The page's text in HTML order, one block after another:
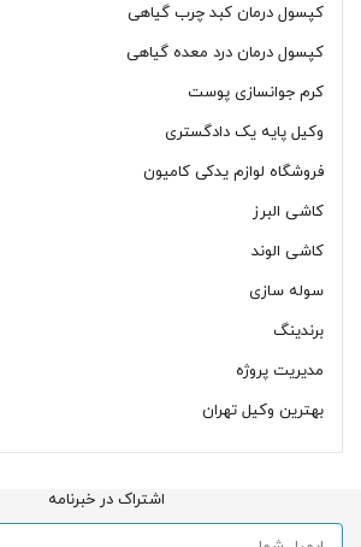
کپسول درمان کبد چرب گیاهی
کپسول درمان درد معده گیاهی
کرم جوانسازی پوست
وکیل پایه یک دادگستری
فروشگاه لوازم یدکی کامیون
کاشی البرز
کاشی الوند
سوله سازی
برندینگ
مدیریت پروژه
بهترین وکیل تهران
اشتراک در خبرنامه